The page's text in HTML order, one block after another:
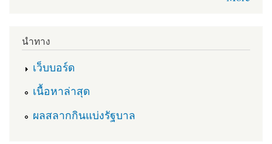
นำทาง
เว็บบอร์ด
เนื้อหาล่าสุด
ผลสลากกินแบ่งรัฐบาล